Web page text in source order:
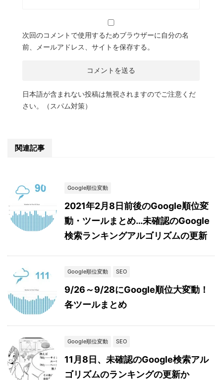
次回のコメントで使用するためブラウザーに自分の名
前、メールアドレス、サイトを保存する。
日本語が含まれない投稿は無視されますのでご注意くだ
さい。（スパム対策）
関連記事
Google順位変動
2021年2月8日前後のGoogle順位変
動・ツールまとめ…未確認のGoogle
検索ランキングアルゴリズムの更新
Google順位変動 SEO
9/26～9/28にGoogle順位大変動！
各ツールまとめ
Google順位変動 SEO
11月8日、未確認のGoogle検索アル
ゴリズムのランキングの更新か